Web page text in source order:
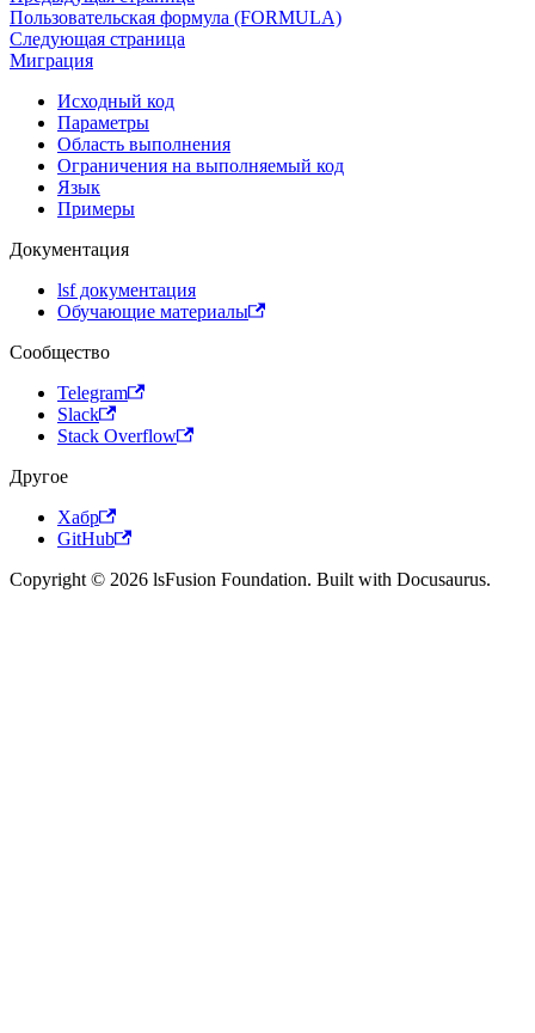
Пользовательская формула (FORMULA)
Следующая страница
Миграция
Исходный код
Параметры
Область выполнения
Ограничения на выполняемый код
Язык
Примеры
Документация
lsf документация
Обучающие материалы
Сообщество
Telegram
Slack
Stack Overflow
Другое
Хабр
GitHub
Copyright © 2026 lsFusion Foundation. Built with Docusaurus.